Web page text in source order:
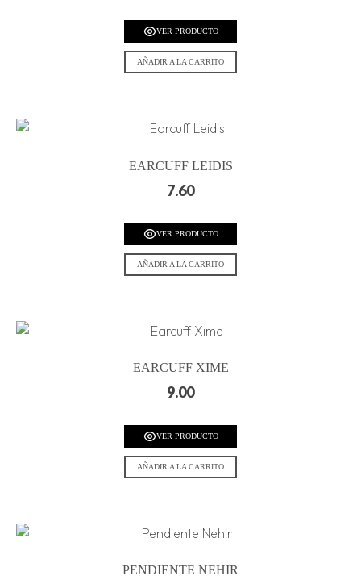
VER PRODUCTO
AÑADIR A LA CARRITO
EARCUFF LEIDIS
7.60
VER PRODUCTO
AÑADIR A LA CARRITO
EARCUFF XIME
9.00
VER PRODUCTO
AÑADIR A LA CARRITO
PENDIENTE NEHIR